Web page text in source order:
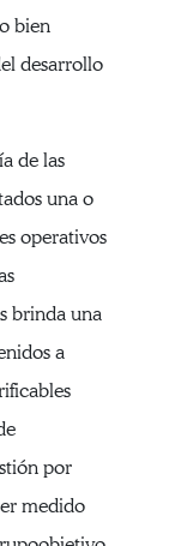
bien
desarrollo
de las
una o
operativos
brinda una
a
por
medido